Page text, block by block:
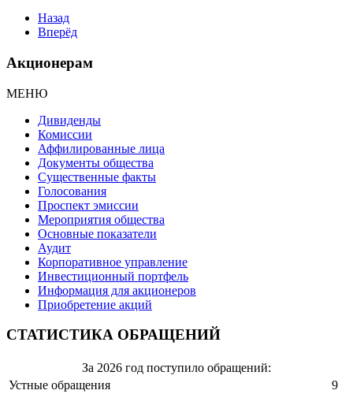
Назад
Вперёд
Акционерам
МЕНЮ
Дивиденды
Комиссии
Аффилированные лица
Документы общества
Существенные факты
Голосования
Проспект эмиссии
Мероприятия общества
Основные показатели
Аудит
Корпоративное управление
Инвестиционный портфель
Информация для акционеров
Приобретение акций
СТАТИСТИКА ОБРАЩЕНИЙ
За 2026 год поступило обращений:
Устные обращения
9